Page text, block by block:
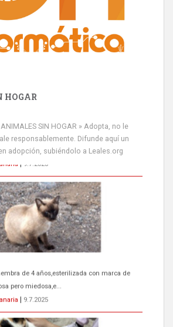
HOGAR
ANIMALES SIN HOGAR » Adopta, no le
responsablemente. Difunde aquí un
adopción, subiéndolo a Leales.org
de 4 años,esterilizada con marca de
pero miedosa,e...
9.7.2025